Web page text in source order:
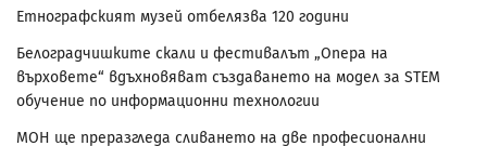
Етнографският музей отбелязва 120 години
Белоградчишките скали и фестивалът „Опера на
върховете“ вдъхновяват създаването на модел за STEM
обучение по информационни технологии
МОН ще преразгледа сливането на две професионални